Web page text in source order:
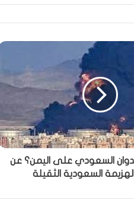
السعودي على اليمن؟ عن
السعودية الثقيلة